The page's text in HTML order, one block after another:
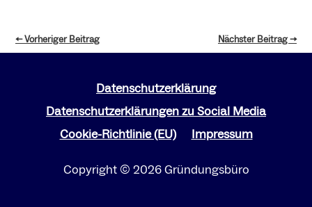
←Vorheriger Beitrag Nächster Beitrag→
Datenschutzerklärung
Datenschutzerklärungen zu Social Media
Cookie-Richtlinie (EU)
Impressum
Copyright © 2026 Gründungsbüro